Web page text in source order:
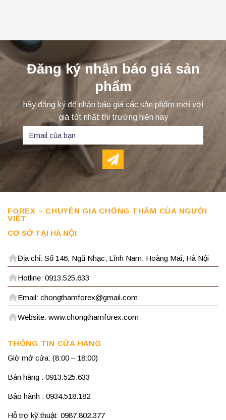
Đăng ký nhận báo giá sản
phẩm
hãy đăng ký để nhận báo giá các sản phẩm mới với
giá tốt nhất thi trường hiện nay
FOREX – CHUYÊN GIA CHỐNG THẤM CỦA NGƯỜI
VIỆT
CƠ SỞ TẠI HÀ NỘI
Địa chỉ: Số 146, Ngũ Nhạc, Lĩnh Nam, Hoàng Mai, Hà Nội
Hotline: 0913.525.633
Email: chongthamforex@gmail.com
Website: www.chongthamforex.com
THÔNG TIN CỬA HÀNG
Giờ mở cửa: (8:00 – 18:00)
Bán hàng : 0913.525.633
Bảo hành : 0934.518.182
Hỗ trợ kỹ thuật: 0987.802.377